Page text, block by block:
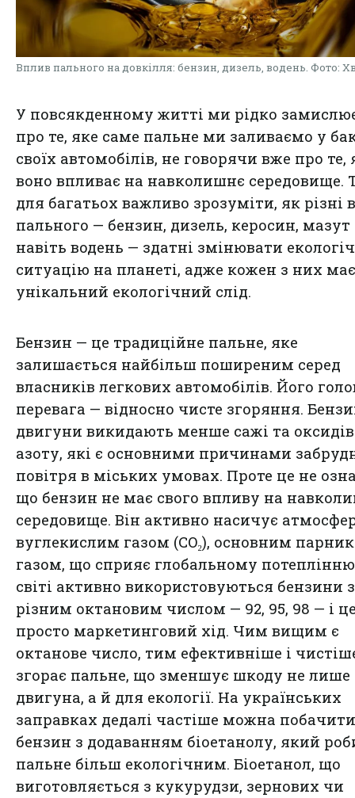
Вплив пального на довкілля: бензин, дизель, водень. Фото:
У повсякденному житті ми рідко
про те, яке саме пальне ми заливаємо у
своїх автомобілів, не говорячи вже про те,
воно впливає на навколишнє середовище.
для багатьох важливо зрозуміти, як різні
пального — бензин, дизель, керосин, мазут
навіть водень — здатні змінювати
ситуацію на планеті, адже кожен з них
унікальний екологічний слід.
Бензин — це традиційне пальне, яке
залишається найбільш поширеним серед
власників легкових автомобілів. Його
перевага — відносно чисте згоряння.
двигуни викидають менше сажі та оксидів
азоту, які є основними причинами
повітря в міських умовах. Проте це не
що бензин не має свого впливу на
середовище. Він активно насичує
вуглекислим газом (CO₂), основним
газом, що сприяє глобальному
світі активно використовуються бензини з
різним октановим числом — 92, 95, 98 — і
просто маркетинговий хід. Чим вищим є
октанове число, тим ефективніше і
згорає пальне, що зменшує шкоду не лише
двигуна, а й для екології. На українських
заправках дедалі частіше можна побачити
бензин з додаванням біоетанолу, який
пальне більш екологічним. Біоетанол, що
виготовляється з кукурудзи, зернових чи